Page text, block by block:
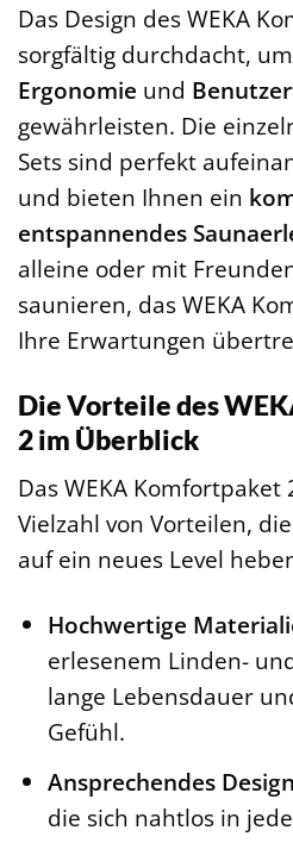
Das Design des WEKA
sorgfältig durchdacht,
Ergonomie und
gewährleisten. Die
Sets sind perfekt
und bieten Ihnen ein
entspannendes
alleine oder mit
saunieren, das WEKA
Ihre Erwartungen
Die Vorteile des
2 im Überblick
Das WEKA
Vielzahl von Vorteilen,
auf ein neues Level
Hochwertige
erlesenem Linden-
lange Lebensdauer
Gefühl.
Ansprechendes
die sich nahtlos in